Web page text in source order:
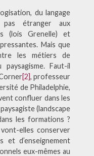
du langage
pas étranger aux
(lois Grenelle) et
Mais que
les métiers de
paysagisme. Faut-il
[2], professeur
de Philadelphie,
confluer dans les
(landscape
les formations ?
elles conserver
et d’enseignement
eux-mêmes au